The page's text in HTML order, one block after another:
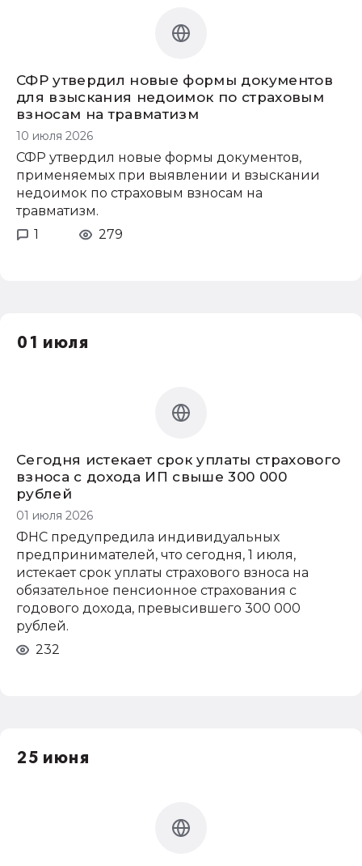
СФР утвердил новые формы документов
для взыскания недоимок по страховым
взносам на травматизм
10 июля 2026
СФР утвердил новые формы документов,
применяемых при выявлении и взыскании
недоимок по страховым взносам на
травматизм.
1
279
01 июля
Сегодня истекает срок уплаты страхового
взноса с дохода ИП свыше 300 000
рублей
01 июля 2026
ФНС предупредила индивидуальных
предпринимателей, что сегодня, 1 июля,
истекает срок уплаты страхового взноса на
обязательное пенсионное страхования с
годового дохода, превысившего 300 000
рублей.
232
25 июня